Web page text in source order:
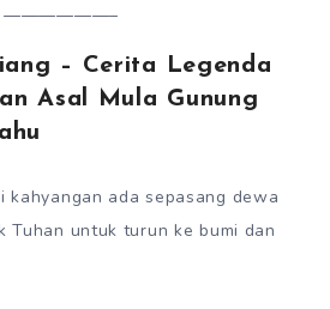
——————–
– Cerita Legenda
Asal Mula Gunung
kahyangan ada sepasang dewa
Tuhan untuk turun ke bumi dan